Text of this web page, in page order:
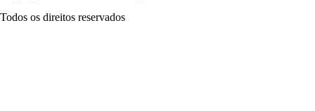
Todos os direitos reservados